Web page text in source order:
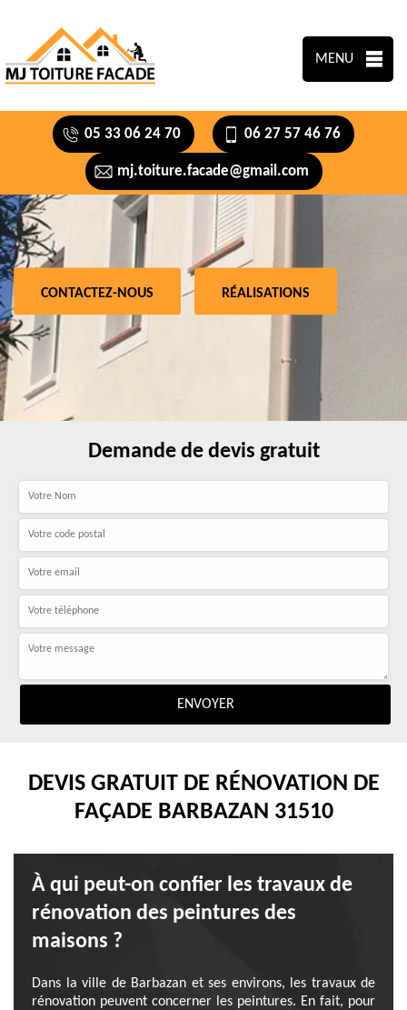
MENU
05 33 06 24 70 06 27 57 46 76
mj.toiture.facade@gmail.com
CONTACTEZ-NOUS RÉALISATIONS
Demande de devis gratuit
DEVIS GRATUIT DE RÉNOVATION DE
FAÇADE BARBAZAN 31510
À qui peut-on confier les travaux de
rénovation des peintures des
maisons ?
Dans la ville de Barbazan et ses environs, les travaux de
rénovation peuvent concerner les peintures. En fait, pour